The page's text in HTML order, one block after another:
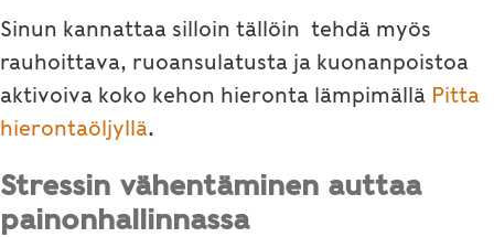
Sinun kannattaa silloin tällöin tehdä myös
rauhoittava, ruoansulatusta ja kuonanpoistoa
aktivoiva koko kehon hieronta lämpimällä Pitta
hierontaöljyllä.
Stressin vähentäminen auttaa
painonhallinnassa